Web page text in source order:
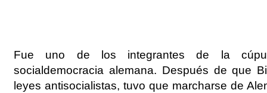
Fue uno de los integrantes de la
socialdemocracia alemana. Después de que
leyes antisocialistas, tuvo que marcharse de